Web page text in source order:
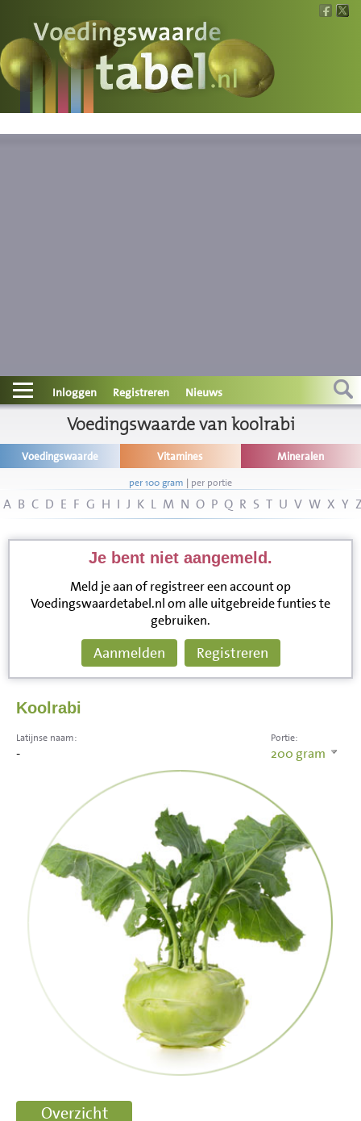
Voedingswaarde
Wat is wat?
Contact
Informatie
Disclaimer
Inloggen Registreren Nieuws
Voedingswaarde van koolrabi
Voedingswaarde Vitamines Mineralen
per 100 gram | per portie
A B C D E F G H I J K L M N O P Q R S T U V W X Y
Je bent niet aangemeld.
Meld je aan of registreer een account op
Voedingswaardetabel.nl om alle uitgebreide funties te
gebruiken.
Aanmelden Registreren
Koolrabi
Portie:
200 gram
Latijnse naam:
-